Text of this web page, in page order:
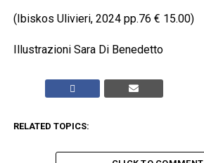
(Ibiskos Ulivieri, 2024 pp.76 € 15.00)
Illustrazioni Sara Di Benedetto
RELATED TOPICS: